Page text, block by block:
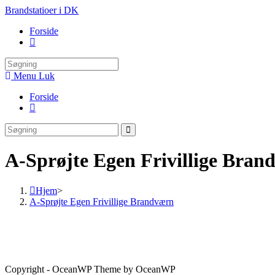
Brandstatioer i DK
Forside
Menu Luk
Forside
A-Sprøjte Egen Frivillige
Hjem>
A-Sprøjte Egen Frivillige Brandværn
Copyright - OceanWP Theme by OceanWP